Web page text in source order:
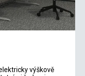
výškově